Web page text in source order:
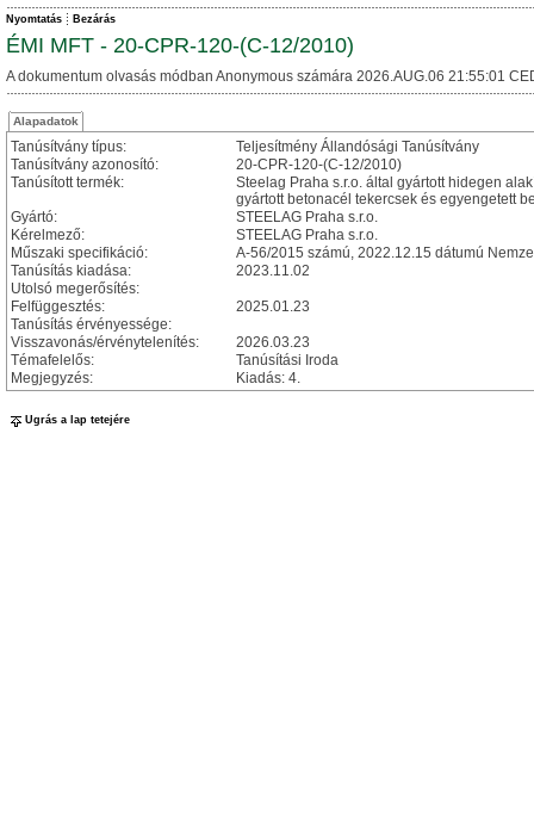
Nyomtatás Bezárás
ÉMI MFT - 20-CPR-120-(C-12/2010)
A dokumentum olvasás módban Anonymous számára 2026.AUG.06 21:55:01
Alapadatok
Tanúsítvány típus:
Teljesítmény Állandósági Tanúsítvány
Tanúsítvány azonosító:
20-CPR-120-(C-12/2010)
Tanúsított termék:
Steelag Praha s.r.o. által gyártott hidegen
gyártott betonacél tekercsek és egyengetett
Gyártó:
STEELAG Praha s.r.o.
Kérelmező:
STEELAG Praha s.r.o.
Műszaki specifikáció:
A-56/2015 számú, 2022.12.15 dátumú
Tanúsítás kiadása:
2023.11.02
Utolsó megerősítés:
Felfüggesztés:
2025.01.23
Tanúsítás érvényessége:
Visszavonás/érvénytelenítés:
2026.03.23
Témafelelős:
Tanúsítási Iroda
Megjegyzés:
Kiadás: 4.
Ugrás a lap tetejére